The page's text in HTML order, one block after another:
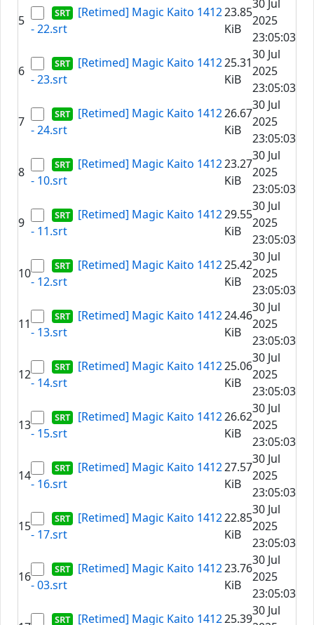
5
[Retimed] Magic Kaito 1412
- 22.srt
23.85
KiB
30 Jul
2025
23:05:03
6
[Retimed] Magic Kaito 1412
- 23.srt
25.31
KiB
30 Jul
2025
23:05:03
7
[Retimed] Magic Kaito 1412
- 24.srt
26.67
KiB
30 Jul
2025
23:05:03
8
[Retimed] Magic Kaito 1412
- 10.srt
23.27
KiB
30 Jul
2025
23:05:03
9
[Retimed] Magic Kaito 1412
- 11.srt
29.55
KiB
30 Jul
2025
23:05:03
10
[Retimed] Magic Kaito 1412
- 12.srt
25.42
KiB
30 Jul
2025
23:05:03
11
[Retimed] Magic Kaito 1412
- 13.srt
24.46
KiB
30 Jul
2025
23:05:03
12
[Retimed] Magic Kaito 1412
- 14.srt
25.06
KiB
30 Jul
2025
23:05:03
13
[Retimed] Magic Kaito 1412
- 15.srt
26.62
KiB
30 Jul
2025
23:05:03
14
[Retimed] Magic Kaito 1412
- 16.srt
27.57
KiB
30 Jul
2025
23:05:03
15
[Retimed] Magic Kaito 1412
- 17.srt
22.85
KiB
30 Jul
2025
23:05:03
16
[Retimed] Magic Kaito 1412
- 03.srt
23.76
KiB
30 Jul
2025
23:05:03
[Retimed] Magic Kaito 141225.39
30 Jul